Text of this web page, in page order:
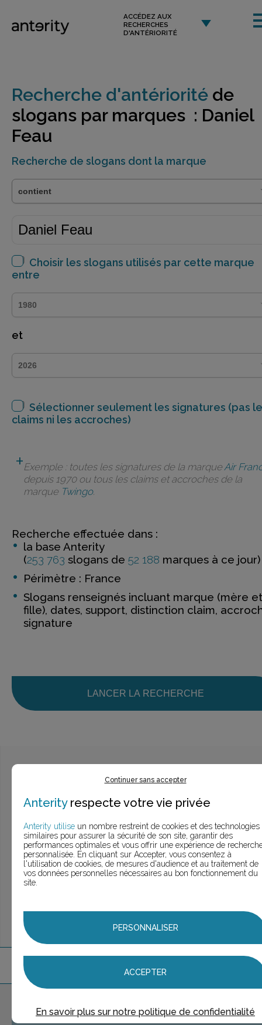
ACCÉDEZ AUX
RECHERCHES
D'ANTÉRIORITÉ
Recherche d'antériorité de
slogans par marques : Daniel
Feau
Recherche de slogans dont la marque
Choisir les slogans utilisés par cette marque
entre
et
Sélectionner seulement les signatures (pas
claims ni les accroches)
Exemple : toutes les signatures de la marqueAir
depuis 1970 ou tous les claims et accroches de la
marque Twingo.
Recherche effectuée dans :
la base Anterity
(253 763 slogans de 52 188 marques à ce jour)
Périmètre : France
Slogans renseignés incluant marque (mère et
fille), dates, support, distinction claim,
signature
LANCER LA RECHERCHE
Ce n’est pas exactement ce que je recherche
> Voir larecherche approfondie
UNE QUESTION ?
marque
Continuer sans accepter
Anterityrespecte votre vie privée
Anterity utilise un nombre restreint de cookies et des technologies
similaires pour assurer la sécurité de son site, garantir des
performances optimales et vous offrir une expérience de
personnalisée. En cliquant sur Accepter, vous consentez à
l'utilisation de cookies, de mesures d'audience et au traitement de
vos données personnelles nécessaires au bon fonctionnement du
site.
PERSONNALISER
ACCEPTER
En savoir plus sur notre politique de confidentialité